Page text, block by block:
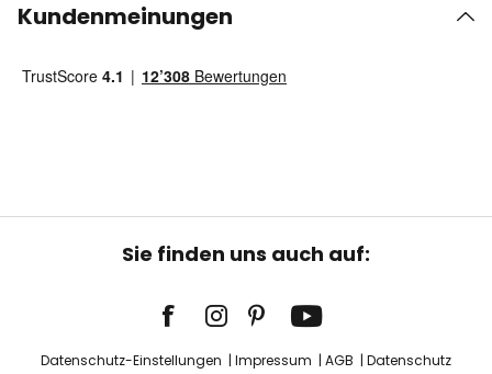
Kundenmeinungen
Sie finden uns auch auf:
Datenschutz-Einstellungen Impressum AGB Datenschutz